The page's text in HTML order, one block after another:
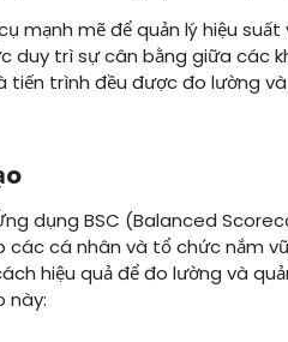
cụ mạnh mẽ để quản lý hiệu
duy trì sự cân bằng giữa các
trình đều được đo lường
dụng BSC (Balanced
cá nhân và tổ chức nắm
hiệu quả để đo lường và
này: